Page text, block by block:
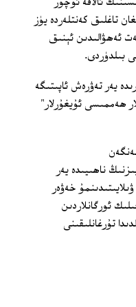
تاغلىق كەنتلەردە يۈز
ئەھۋالىدىن ئېنىق
بىلدۈردى.
يەر تەۋرەش ئاپىتىگە
ھەممىسى ئۇيغۇرلار"
ناھىيىدە يەر
خەۋەر
ئورگانلاردىن
تۇرغانلىقىنى